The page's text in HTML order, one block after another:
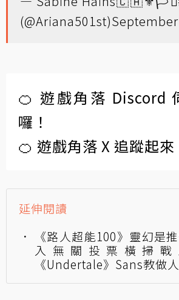
(@Ariana501st)
🍊 遊戲角落 Discord
囉！
🍊 遊戲角落 X 追蹤起來
延伸閱讀
《路人超能100》靈幻是
入無關投票橫掃
《Undertale》Sans教做人